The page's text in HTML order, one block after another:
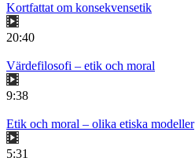
Kortfattat om konsekvensetik
20:40
Värdefilosofi – etik och moral
9:38
Etik och moral – olika etiska modeller
5:31